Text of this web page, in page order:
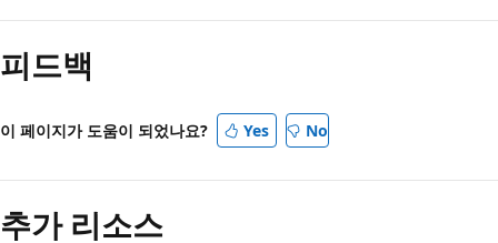
피드백
이 페이지가 도움이 되었나요? Yes No
추가 리소스